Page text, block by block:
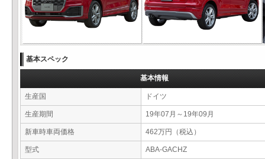
基本スペック
基本情報
生産国 ドイツ
生産期間 19年07月～19年09月
新車時車両価格 462万円（税込）
型式 ABA-GACHZ